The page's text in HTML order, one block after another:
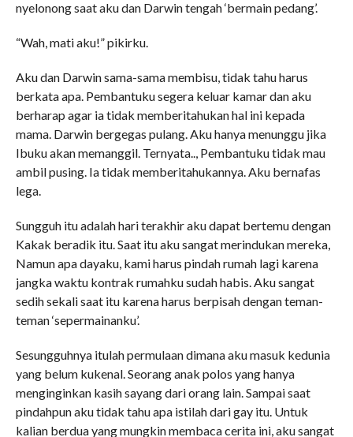
nyelonong saat aku dan Darwin tengah ‘bermain pedang’.
“Wah, mati aku!” pikirku.
Aku dan Darwin sama-sama membisu, tidak tahu harus
berkata apa. Pembantuku segera keluar kamar dan aku
berharap agar ia tidak memberitahukan hal ini kepada
mama. Darwin bergegas pulang. Aku hanya menunggu jika
Ibuku akan memanggil. Ternyata.., Pembantuku tidak mau
ambil pusing. Ia tidak memberitahukannya. Aku bernafas
lega.
Sungguh itu adalah hari terakhir aku dapat bertemu dengan
Kakak beradik itu. Saat itu aku sangat merindukan mereka,
Namun apa dayaku, kami harus pindah rumah lagi karena
jangka waktu kontrak rumahku sudah habis. Aku sangat
sedih sekali saat itu karena harus berpisah dengan teman-
teman ‘sepermainanku’.
Sesungguhnya itulah permulaan dimana aku masuk kedunia
yang belum kukenal. Seorang anak polos yang hanya
menginginkan kasih sayang dari orang lain. Sampai saat
pindahpun aku tidak tahu apa istilah dari gay itu. Untuk
kalian berdua yang mungkin membaca cerita ini, aku sangat